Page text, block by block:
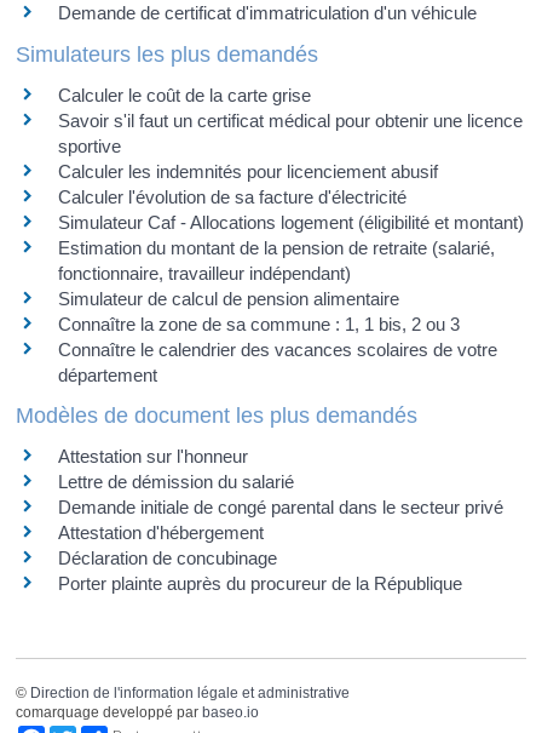
Demande de certificat d'immatriculation d'un véhicule
Simulateurs les plus demandés
Calculer le coût de la carte grise
Savoir s'il faut un certificat médical pour obtenir une licence
sportive
Calculer les indemnités pour licenciement abusif
Calculer l'évolution de sa facture d'électricité
Simulateur Caf - Allocations logement (éligibilité et montant)
Estimation du montant de la pension de retraite (salarié,
fonctionnaire, travailleur indépendant)
Simulateur de calcul de pension alimentaire
Connaître la zone de sa commune : 1, 1 bis, 2 ou 3
Connaître le calendrier des vacances scolaires de votre
département
Modèles de document les plus demandés
Attestation sur l'honneur
Lettre de démission du salarié
Demande initiale de congé parental dans le secteur privé
Attestation d'hébergement
Déclaration de concubinage
Porter plainte auprès du procureur de la République
© Direction de l'information légale et administrative
comarquage developpé par baseo.io